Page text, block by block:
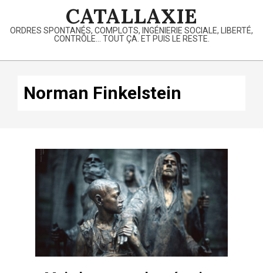
content
CATALLAXIE
ORDRES SPONTANÉS, COMPLOTS, INGÉNIERIE SOCIALE, LIBERTÉ,
CONTRÔLE… TOUT ÇA. ET PUIS LE RESTE.
Primary
Norman Finkelstein